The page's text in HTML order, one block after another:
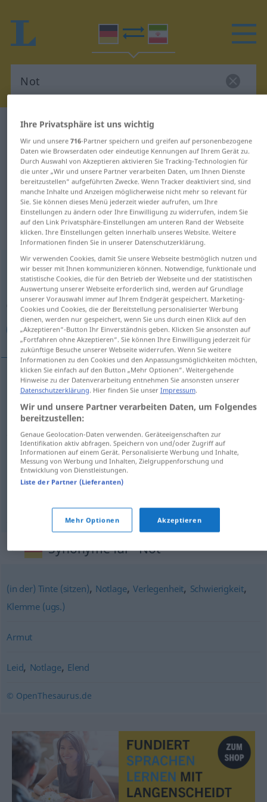
Deutsch-Persisch Wörterbuch
Deutsch-Persisch Übersetzung für
"Not"
"Not" Persisch Übersetzung
„Not“: Femininum
Notf
Übersicht aller Übersetzungen
(Für mehr Details die Übersetzung anklicken/antippen)
سختی, درماندگی فقر, مضیقه
سختی
فقر [faġr] Not Elend
Synonyme für "Not"
(in der) Tinte (sitzen), Notlage,Verlegenheit, Schwierigkeit,
Klemme (ugs.)
Armut
Leid, Notlage, Elend
© OpenThesaurus.de
Ihre Privatsphäre ist uns wichtig
Wir und unsere 716-Partner speichern und greifen auf personenbezogene
Daten wie Browserdaten oder eindeutige Kennungen auf Ihrem Gerät zu.
Durch Auswahl von Akzeptieren aktivieren Sie Tracking-Technologien für
die unter „Wir und unsere Partner verarbeiten Daten, um Ihnen Dienste
bereitzustellen“ aufgeführten Zwecke. Wenn Tracker deaktiviert sind, sind
manche Inhalte und Anzeigen möglicherweise nicht mehr so relevant für
Sie. Sie können dieses Menü jederzeit wieder aufrufen, um Ihre
Einstellungen zu ändern oder Ihre Einwilligung zu widerrufen, indem Sie
auf den Link Privatsphäre-Einstellungen am unteren Rand der Webseite
klicken. Ihre Einstellungen gelten innerhalb unseres Website. Weitere
Informationen finden Sie in unserer Datenschutzerklärung.
Wir verwenden Cookies, damit Sie unsere Webseite bestmöglich nutzen und
wir besser mit Ihnen kommunizieren können. Notwendige, funktionale und
statistische Cookies, die für den Betrieb der Webseite und der statistischen
Auswertung unserer Webseite erforderlich sind, werden auf Grundlage
unserer Vorauswahl immer auf Ihrem Endgerät gespeichert. Marketing-
Cookies und Cookies, die der Bereitstellung personalisierter Werbung
dienen, werden nur gespeichert, wenn Sie uns durch einen Klick auf den
„Akzeptieren“-Button Ihr Einverständnis geben. Klicken Sie ansonsten auf
„Fortfahren ohne Akzeptieren“. Sie können Ihre Einwilligung jederzeit für
zukünftige Besuche unserer Webseite widerrufen. Wenn Sie weitere
Informationen zu den Cookies und den Anpassungsmöglichkeiten möchten,
klicken Sie einfach auf den Button „Mehr Optionen“. Weitergehende
Hinweise zu der Datenverarbeitung entnehmen Sie ansonsten unserer
Datenschutzerklärung. Hier finden Sie unser Impressum.
Wir und unsere Partner verarbeiten Daten, um Folgendes
bereitzustellen:
Genaue Geolocation-Daten verwenden. Geräteeigenschaften zur
Identifikation aktiv abfragen. Speichern von und/oder Zugriff auf
Informationen auf einem Gerät. Personalisierte Werbung und Inhalte,
Messung von Werbung und Inhalten, Zielgruppenforschung und
Entwicklung von Dienstleistungen.
Liste der Partner (Lieferanten)
Mehr Optionen Akzeptieren